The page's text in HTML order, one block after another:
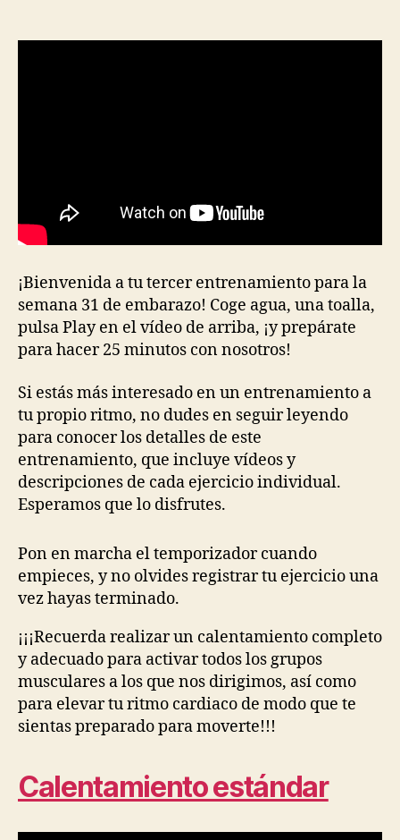
¡Bienvenida a tu tercer entrenamiento para la
semana 31 de embarazo! Coge agua, una toalla,
pulsa Play en el vídeo de arriba, ¡y prepárate
para hacer 25 minutos con nosotros!
Si estás más interesado en un entrenamiento a
tu propio ritmo, no dudes en seguir leyendo
para conocer los detalles de este
entrenamiento, que incluye vídeos y
descripciones de cada ejercicio individual.
Esperamos que lo disfrutes.
Pon en marcha el temporizador cuando
empieces, y no olvides registrar tu ejercicio una
vez hayas terminado.
¡¡¡Recuerda realizar un calentamiento completo
y adecuado para activar todos los grupos
musculares a los que nos dirigimos, así como
para elevar tu ritmo cardiaco de modo que te
sientas preparado para moverte!!!
Calentamiento estándar